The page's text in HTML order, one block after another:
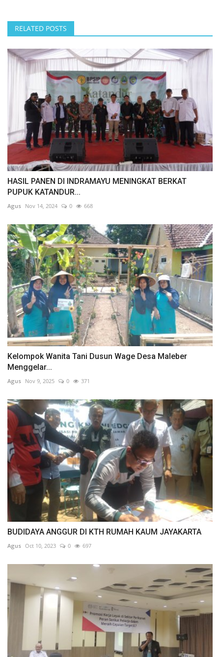
RELATED POSTS
HASIL PANEN DI INDRAMAYU MENINGKAT BERKAT
PUPUK KATANDUR...
Agus Nov 14, 2024 0 668
Kelompok Wanita Tani Dusun Wage Desa Maleber
Menggelar...
Agus Nov 9, 2025 0 371
BUDIDAYA ANGGUR DI KTH RUMAH KAUM JAYAKARTA
Agus Oct 10, 2023 0 697